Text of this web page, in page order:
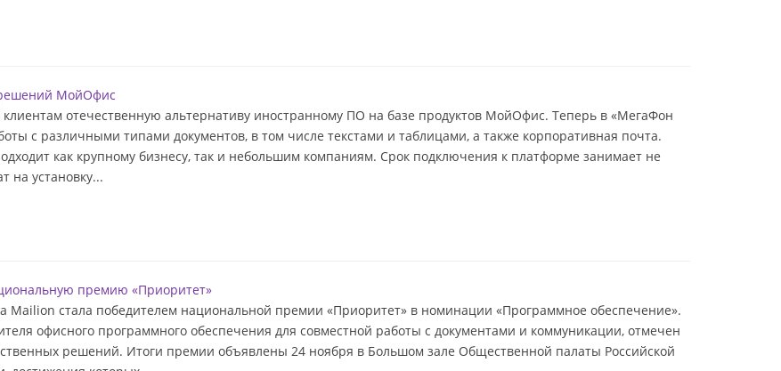
МойОфис
отечественную альтернативу иностранному ПО на базе продуктов МойОфис. Теперь в «МегаФон
с различными типами документов, в том числе текстами и таблицами, а также корпоративная почта.
как крупному бизнесу, так и небольшим компаниям. Срок подключения к платформе занимает не
на установку...
премию «Приоритет»
Mailion стала победителем национальной премии «Приоритет» в номинации «Программное обеспечение».
офисного программного обеспечения для совместной работы с документами и коммуникации, отмечен
решений. Итоги премии объявлены 24 ноября в Большом зале Общественной палаты Российской